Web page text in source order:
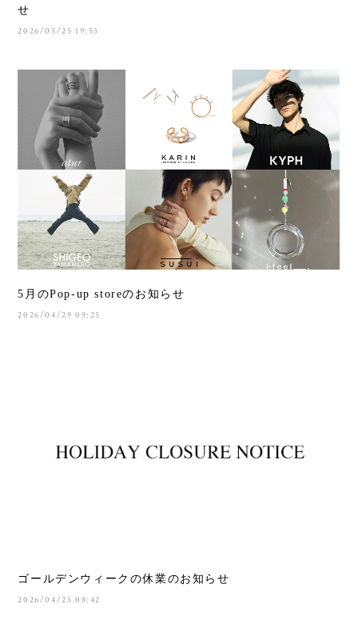
せ
2026/05/25 19:53
5月のPop-up storeのお知らせ
2026/04/29 09:25
ゴールデンウィークの休業のお知らせ
2026/04/23 08:42